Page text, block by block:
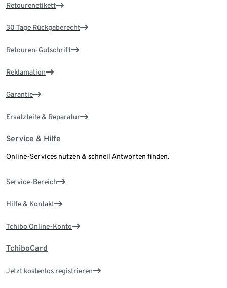
Retourenetikett
30 Tage Rückgaberecht
Retouren-Gutschrift
Reklamation
Garantie
Ersatzteile & Reparatur
Service & Hilfe
Online-Services nutzen & schnell Antworten finden.
Service-Bereich
Hilfe & Kontakt
Tchibo Online-Konto
TchiboCard
Jetzt kostenlos registrieren